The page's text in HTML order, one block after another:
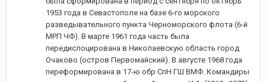
1953 года в Севастополе на базе 6-го морского
разведывательного пункта Черноморского флота (6-й
МРП ЧФ). В марте 1961 года часть была
передислоцирована в Николаевскую область город
Очаково (остров Первомайский). В августе 1968 года
переформирована в 17-ю обр СпН ГШ ВМФ. Командиры